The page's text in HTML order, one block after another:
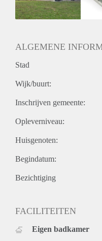
Huurtermijn
Onbepaalde termijn
ALGEMENE
Stad
Wijk/buurt:
Inschrijven gemeente:
Opleverniveau:
Huisgenoten:
Begindatum:
Bezichtiging
FACILITEITEN
Eigen badkamer